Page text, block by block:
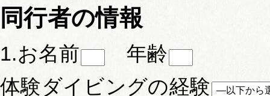
同行者の情報
1.お名前
年齢
体験ダイビングの経験